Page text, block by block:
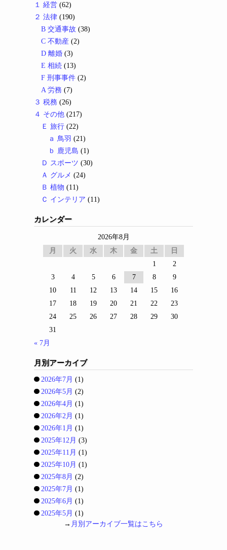
１ 経営 (62)
２ 法律 (190)
B 交通事故 (38)
C 不動産 (2)
D 離婚 (3)
E 相続 (13)
F 刑事事件 (2)
A 労務 (7)
３ 税務 (26)
４ その他 (217)
Ｅ 旅行 (22)
ａ 鳥羽 (21)
ｂ 鹿児島 (1)
Ｄ スポーツ (30)
Ａ グルメ (24)
Ｂ 植物 (11)
Ｃ インテリア (11)
カレンダー
2026年8月
月
火 水 木 金 土
日
1
2
3
4 5 6 7 8
9
10
11 12 13 14 15
16
17
18 19 20 21 22
23
24
25 26 27 28 29
30
31
« 7月
月別アーカイブ
2026年7月 (1)
2026年5月 (2)
2026年4月 (1)
2026年2月 (1)
2026年1月 (1)
2025年12月 (3)
2025年11月 (1)
2025年10月 (1)
2025年8月 (2)
2025年7月 (1)
2025年6月 (1)
2025年5月 (1)
→ 月別アーカイブ一覧はこちら